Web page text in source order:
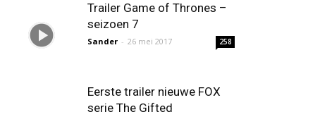
Trailer Game of Thrones –
seizoen 7
Sander - 26 mei 2017 258
Eerste trailer nieuwe FOX
serie The Gifted